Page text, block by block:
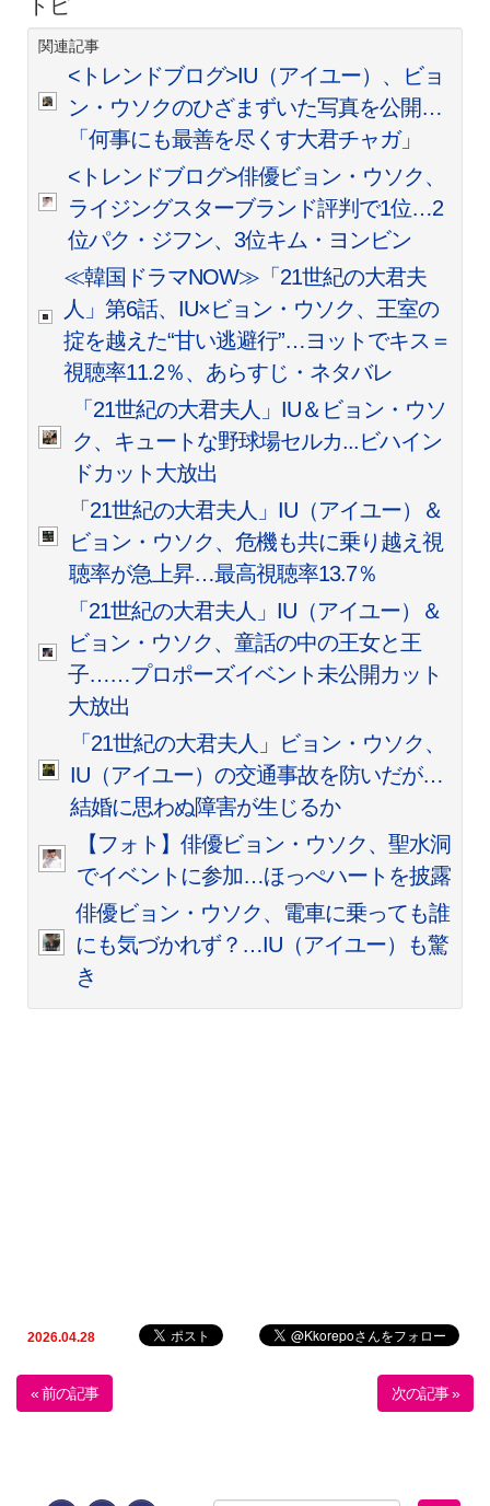
トピ
関連記事
<トレンドブログ>IU（アイユー）、ビョ
ン・ウソクのひざまずいた写真を公開…
「何事にも最善を尽くす大君チャガ」
<トレンドブログ>俳優ビョン・ウソク、
ライジングスターブランド評判で1位…2
位パク・ジフン、3位キム・ヨンビン
≪韓国ドラマNOW≫「21世紀の大君夫
人」第6話、IU×ビョン・ウソク、王室の
掟を越えた“甘い逃避行”…ヨットでキス＝
視聴率11.2％、あらすじ・ネタバレ
「21世紀の大君夫人」IU＆ビョン・ウソ
ク、キュートな野球場セルカ...ビハイン
ドカット大放出
「21世紀の大君夫人」IU（アイユー）＆
ビョン・ウソク、危機も共に乗り越え視
聴率が急上昇…最高視聴率13.7％
「21世紀の大君夫人」IU（アイユー）＆
ビョン・ウソク、童話の中の王女と王
子……プロポーズイベント未公開カット
大放出
「21世紀の大君夫人」ビョン・ウソク、
IU（アイユー）の交通事故を防いだが…
結婚に思わぬ障害が生じるか
【フォト】俳優ビョン・ウソク、聖水洞
でイベントに参加…ほっぺハートを披露
俳優ビョン・ウソク、電車に乗っても誰
にも気づかれず？…IU（アイユー）も驚
き
2026.04.28
« 前の記事 次の記事 »